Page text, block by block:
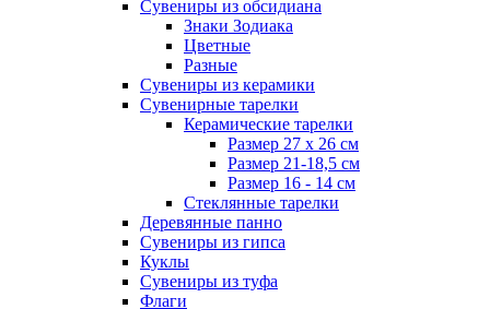
Сувениры из обсидиана
Знаки Зодиака
Цветные
Разные
Сувениры из керамики
Сувенирные тарелки
Керамические тарелки
Размер 27 х 26 см
Размер 21-18,5 см
Размер 16 - 14 см
Стеклянные тарелки
Деревянные панно
Сувениры из гипса
Куклы
Сувениры из туфа
Флаги